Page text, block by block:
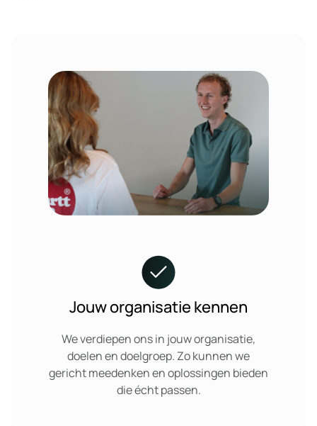
Jouw organisatie kennen
We verdiepen ons in jouw organisatie,
doelen en doelgroep. Zo kunnen we
gericht meedenken en oplossingen bieden
die écht passen.